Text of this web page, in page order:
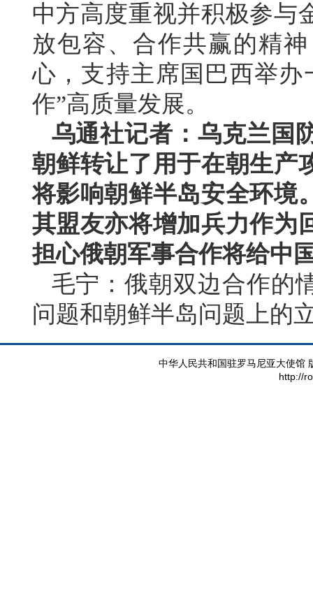
中方高度重视并积极参与
放包容、合作共赢的精
心，支持主席国巴西举
作”高质量发展。
乌通社记者：乌克兰国
朝鲜转让了用于在朝生产
将影响朝鲜半岛安全环境
其盟友亦将增加兵力作为
担心俄朝军事合作将给中
毛宁：俄朝双边合作的
问题和朝鲜半岛问题上的
中华人民共和国驻罗马尼亚大使馆
http://